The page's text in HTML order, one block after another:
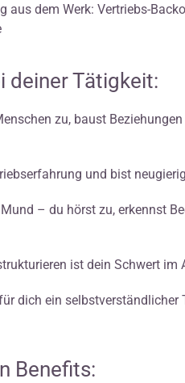
aus dem Werk: Vertriebs-
deiner Tätigkeit:
zu, baust
und bist
– du hörst zu, erkennst
ist dein Schwert im
dich ein
Benefits: